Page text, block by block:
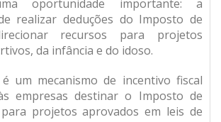
oportunidade importante: a
realizar deduções do Imposto de
recursos para projetos
da infância e do idoso.
é um mecanismo de incentivo fiscal
empresas destinar o Imposto de
projetos aprovados em leis de